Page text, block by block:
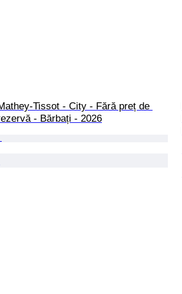
Tissot - City - Fără preț de
- Bărbați - 2026